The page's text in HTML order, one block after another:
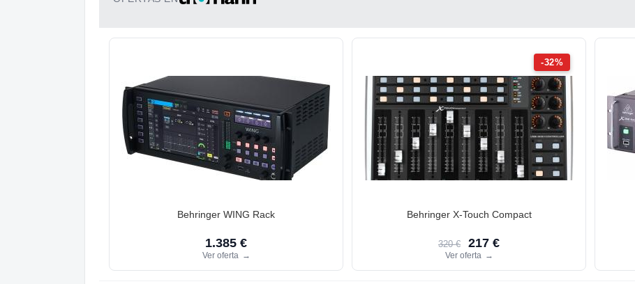
Behringer WING Rack
1.385 €
Ver oferta →
-32%
Behringer X-Touch Compact
320 € 217 €
Ver oferta →